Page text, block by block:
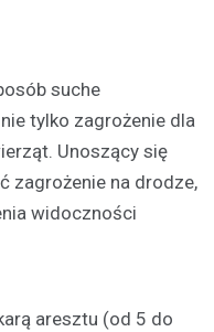
suche
tylko zagrożenie dla
Unoszący się
zagrożenie na drodze,
widoczności
aresztu (od 5 do